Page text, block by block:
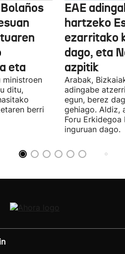
eta
ministroen
ditu,
berri
EAE
hartzeko
ezarritako
dago, eta
azpitik
Arabak,
adingabe
egun, berez
gehiago. Aldiz,
Foru Erkidegoa
inguruan dago.